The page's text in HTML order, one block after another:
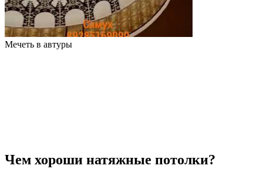
Мечеть в автуры
Чем хороши натяжные потолки?